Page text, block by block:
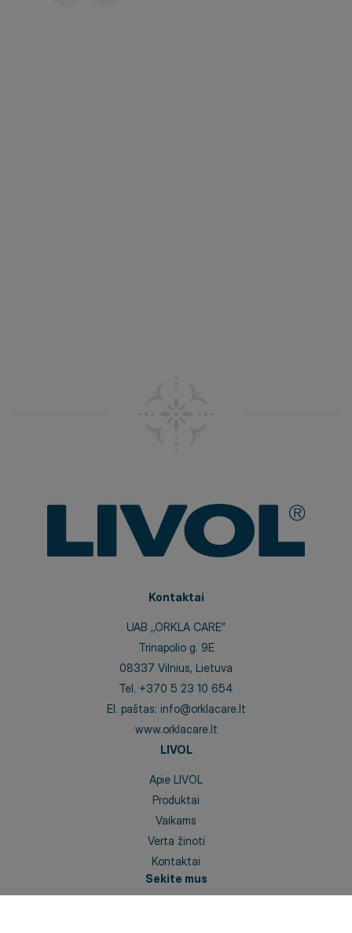
Kontaktai
UAB ,,ORKLA CARE”
Trinapolio g. 9E
08337 Vilnius, Lietuva
Tel. +370 5 23 10 654
El. paštas: info@orklacare.lt
www.orklacare.lt
LIVOL
Apie LIVOL
Produktai
Vaikams
Verta žinoti
Kontaktai
Sekite mus